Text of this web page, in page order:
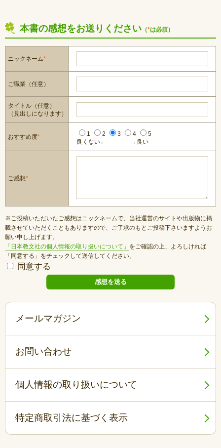
本書の感想をお送りください （*は必須）
ニックネーム*
ご職業（任意）
タイトル（任意）
（見出しになります）
おすすめ度* 1 2 3 4
5
良くない←
→良い
ご感想*
※ご投稿いただいたご感想はニックネームで、当社運営のサイトや出版物に掲
載させていただくこともありますので、ご了承のもとご投稿下さいますようお
願い申し上げます。
「日本教文社の個人情報の取り扱いについて」 をご確認の上、よろしければ
「同意する」をチェックして送信してください。
同意する
メールマガジン
お問い合わせ
個人情報の取り扱いについて
特定商取引法に基づく表示